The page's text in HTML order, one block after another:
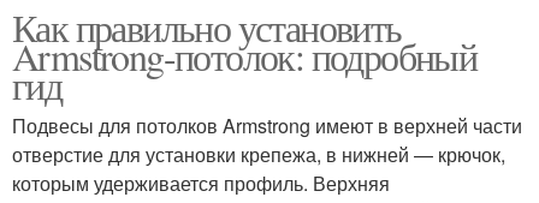
Как правильно установить
Armstrong-потолок: подробный
гид
Подвесы для потолков Armstrong имеют в верхней части
отверстие для установки крепежа, в нижней — крючок,
которым удерживается профиль. Верхняя